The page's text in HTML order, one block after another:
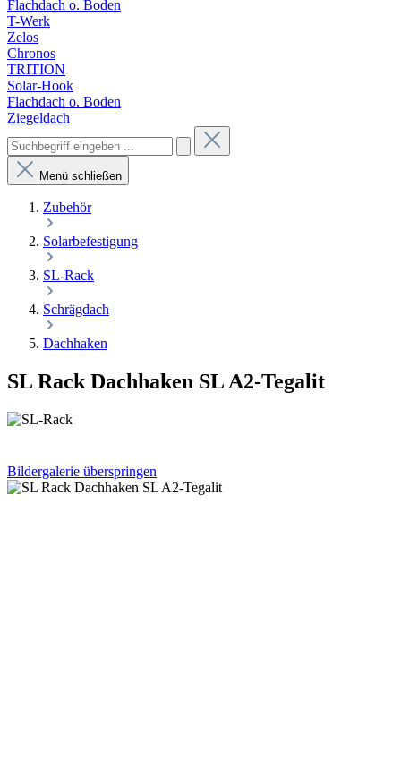
Flachdach o. Boden
T-Werk
Zelos
Chronos
TRITION
Solar-Hook
Flachdach o. Boden
Ziegeldach
Menü schließen
Zubehör
Solarbefestigung
SL-Rack
Schrägdach
Dachhaken
SL Rack Dachhaken SL A2-Tegalit
Bildergalerie überspringen